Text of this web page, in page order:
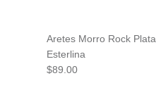
Aretes Morro Rock Plata
Esterlina
$89.00